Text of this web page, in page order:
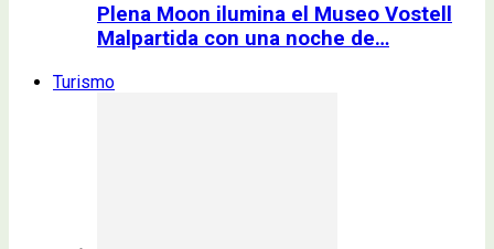
Plena Moon ilumina el Museo Vostell
Malpartida con una noche de…
Turismo